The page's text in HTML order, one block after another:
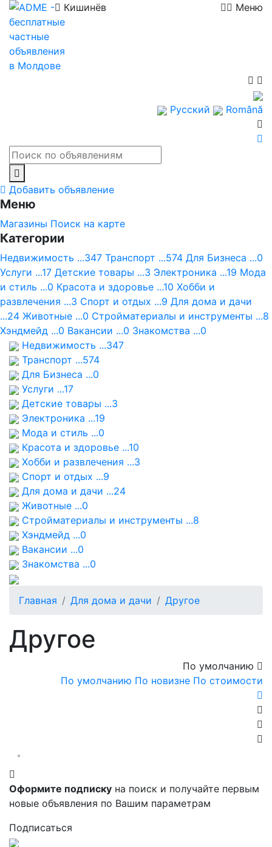
Кишинёв Меню
Русский Română
Добавить объявление
Меню
Магазины Поиск на карте
Категории
Недвижимость ...347 Транспорт ...574 Для Бизнеса ...0
Услуги ...17 Детские товары ...3 Электроника ...19 Мода
и стиль ...0 Красота и здоровье ...10 Хобби и
развлечения ...3 Спорт и отдых ...9 Для дома и дачи
...24 Животные ...0 Стройматериалы и инструменты ...8
Хэндмейд ...0 Вакансии ...0 Знакомства ...0
Недвижимость ...347
Транспорт ...574
Для Бизнеса ...0
Услуги ...17
Детские товары ...3
Электроника ...19
Мода и стиль ...0
Красота и здоровье ...10
Хобби и развлечения ...3
Спорт и отдых ...9
Для дома и дачи ...24
Животные ...0
Стройматериалы и инструменты ...8
Хэндмейд ...0
Вакансии ...0
Знакомства ...0
Главная Для дома и дачи Другое
Другое
По умолчанию
По умолчанию По новизне По стоимости
Оформите подписку на поиск и получайте первым
новые объявления по Вашим параметрам
Подписаться